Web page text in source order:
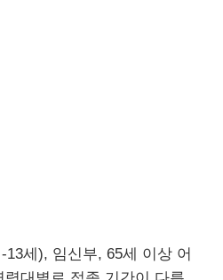
세), 임신부, 65세 이상 어